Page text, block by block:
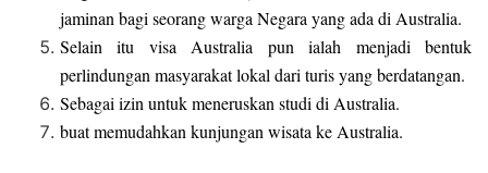
jaminan bagi seorang warga Negara yang ada di Australia.
Selain itu visa Australia pun ialah menjadi bentuk
perlindungan masyarakat lokal dari turis yang berdatangan.
Sebagai izin untuk meneruskan studi di Australia.
buat memudahkan kunjungan wisata ke Australia.